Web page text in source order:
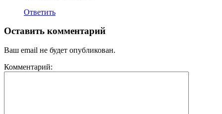
Ответить
Оставить комментарий
Ваш email не будет опубликован.
Комментарий: